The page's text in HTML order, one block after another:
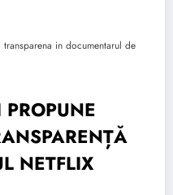
NETFLIX